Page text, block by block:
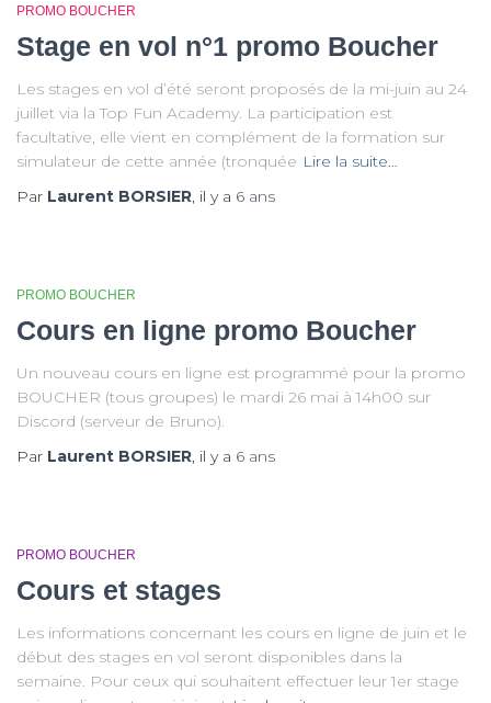
PROMO BOUCHER
Stage en vol n°1 promo Boucher
Les stages en vol d’été seront proposés de la mi-juin au 24
juillet via la Top Fun Academy. La participation est
facultative, elle vient en complément de la formation sur
simulateur de cette année (tronquée Lire la suite…
Par Laurent BORSIER, il y a 6 ans
PROMO BOUCHER
Cours en ligne promo Boucher
Un nouveau cours en ligne est programmé pour la promo
BOUCHER (tous groupes) le mardi 26 mai à 14h00 sur
Discord (serveur de Bruno).
Par Laurent BORSIER, il y a 6 ans
PROMO BOUCHER
Cours et stages
Les informations concernant les cours en ligne de juin et le
début des stages en vol seront disponibles dans la
semaine. Pour ceux qui souhaitent effectuer leur 1er stage